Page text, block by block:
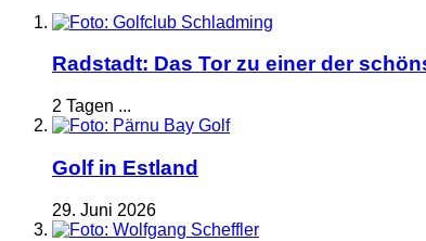
Radstadt: Das Tor zu einer der
2 Tagen ...
Golf in Estland
29. Juni 2026